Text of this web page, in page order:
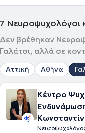
7 Νευροψυχολόγοι
Δεν βρέθηκαν
Γαλάτσι, αλλά σε
Αττική Αθήνα
Κέντρο